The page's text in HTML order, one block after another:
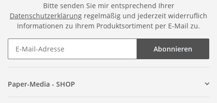
Bitte senden Sie mir entsprechend Ihrer
Datenschutzerklärung regelmäßig und jederzeit widerruflich
Informationen zu Ihrem Produktsortiment per E-Mail zu.
Abonnieren
Paper-Media - SHOP